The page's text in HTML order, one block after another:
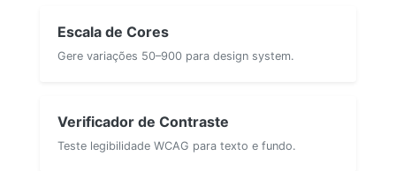
Escala de Cores
Gere variações 50–900 para design system.
Verificador de Contraste
Teste legibilidade WCAG para texto e fundo.